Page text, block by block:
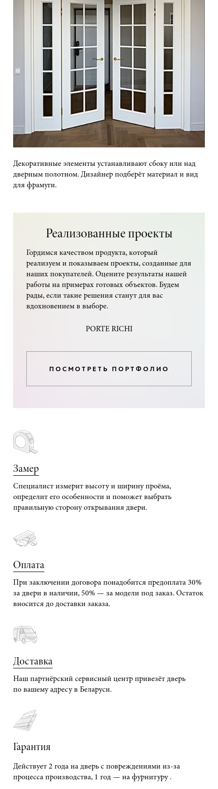
Декоративные элементы устанавливают сбоку или над
дверным полотном. Дизайнер подберёт материал и вид
для фрамуги.
Реализованные проекты
Гордимся качеством продукта, который
реализуем и показываем проекты, созданные для
наших покупателей. Оцените результаты нашей
работы на примерах готовых объектов. Будем
рады, если такие решения станут для вас
вдохновением в выборе.
PORTE RICHI
ПОСМОТРЕТЬ ПОРТФОЛИО
Замер
Специалист измерит высоту и ширину проёма,
определит его особенности и поможет выбрать
правильную сторону открывания двери.
Оплата
При заключении договора понадобится предоплата 30%
за двери в наличии, 50% — за модели под заказ. Остаток
вносится до доставки заказа.
Доставка
Наш партнёрский сервисный центр привезёт дверь
по вашему адресу в Беларуси.
Гарантия
Действует 2 года на дверь с повреждениями из-за
процесса производства, 1 год — на фурнитуру .